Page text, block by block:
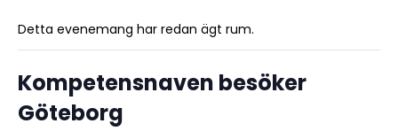
Detta evenemang har redan ägt rum.
Kompetensnaven besöker
Göteborg